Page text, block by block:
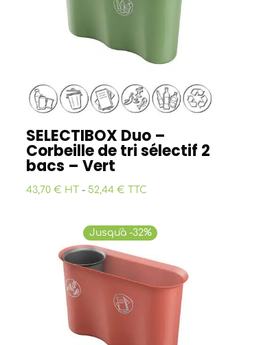
SELECTIBOX Duo –
Corbeille de tri sélectif 2
bacs – Vert
43,70 € HT - 52,44 € TTC
Jusqu'à -32%